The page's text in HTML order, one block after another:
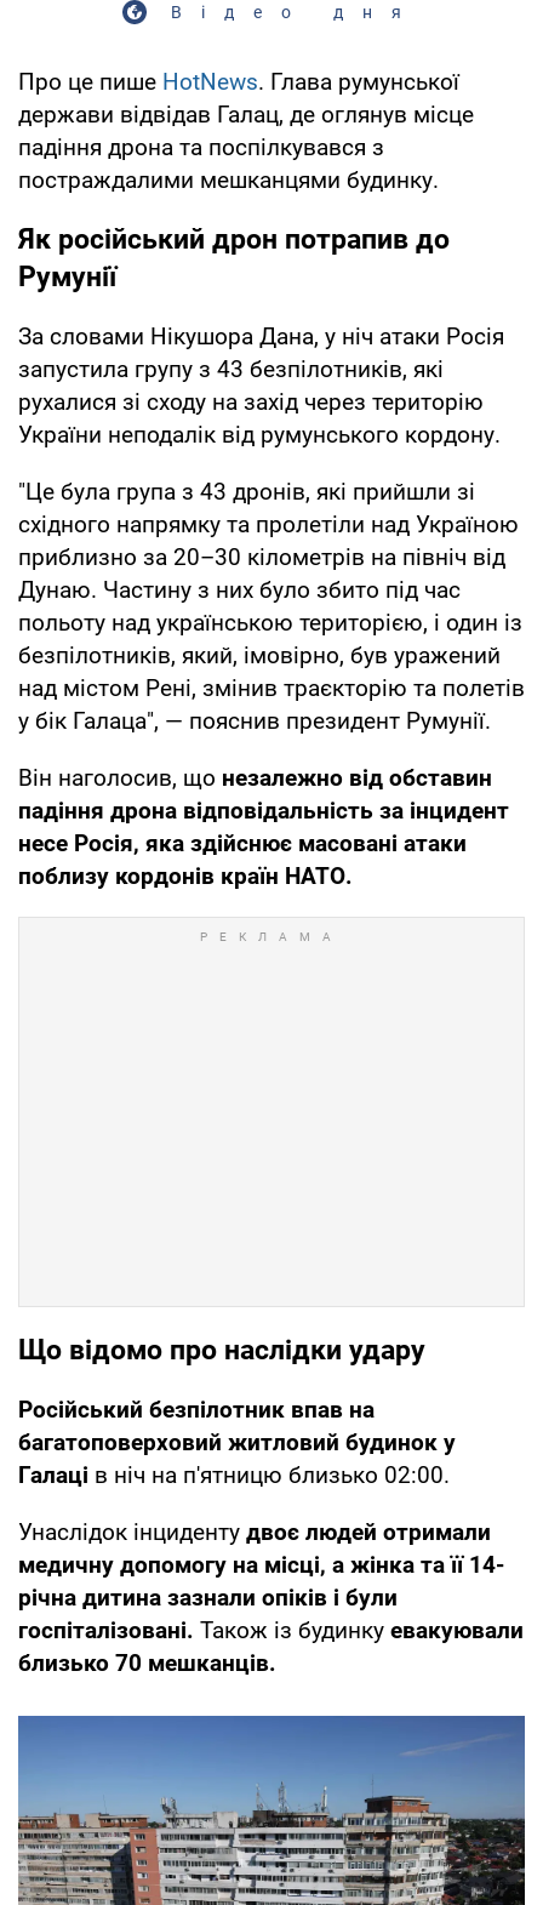
Відео дня
Про це пише HotNews. Глава румунської
держави відвідав Галац, де оглянув місце
падіння дрона та поспілкувався з
постраждалими мешканцями будинку.
Як російський дрон потрапив до
Румунії
За словами Нікушора Дана, у ніч атаки Росія
запустила групу з 43 безпілотників, які
рухалися зі сходу на захід через територію
України неподалік від румунського кордону.
"Це була група з 43 дронів, які прийшли зі
східного напрямку та пролетіли над Україною
приблизно за 20–30 кілометрів на північ від
Дунаю. Частину з них було збито під час
польоту над українською територією, і один із
безпілотників, який, імовірно, був уражений
над містом Рені, змінив траєкторію та полетів
у бік Галаца", — пояснив президент Румунії.
Він наголосив, що незалежно від обставин
падіння дрона відповідальність за інцидент
несе Росія, яка здійснює масовані атаки
поблизу кордонів країн НАТО.
Що відомо про наслідки удару
Російський безпілотник впав на
багатоповерховий житловий будинок у
Галаці в ніч на п'ятницю близько 02:00.
Унаслідок інциденту двоє людей отримали
медичну допомогу на місці, а жінка та її 14-
річна дитина зазнали опіків і були
госпіталізовані. Також із будинку евакуювали
близько 70 мешканців.